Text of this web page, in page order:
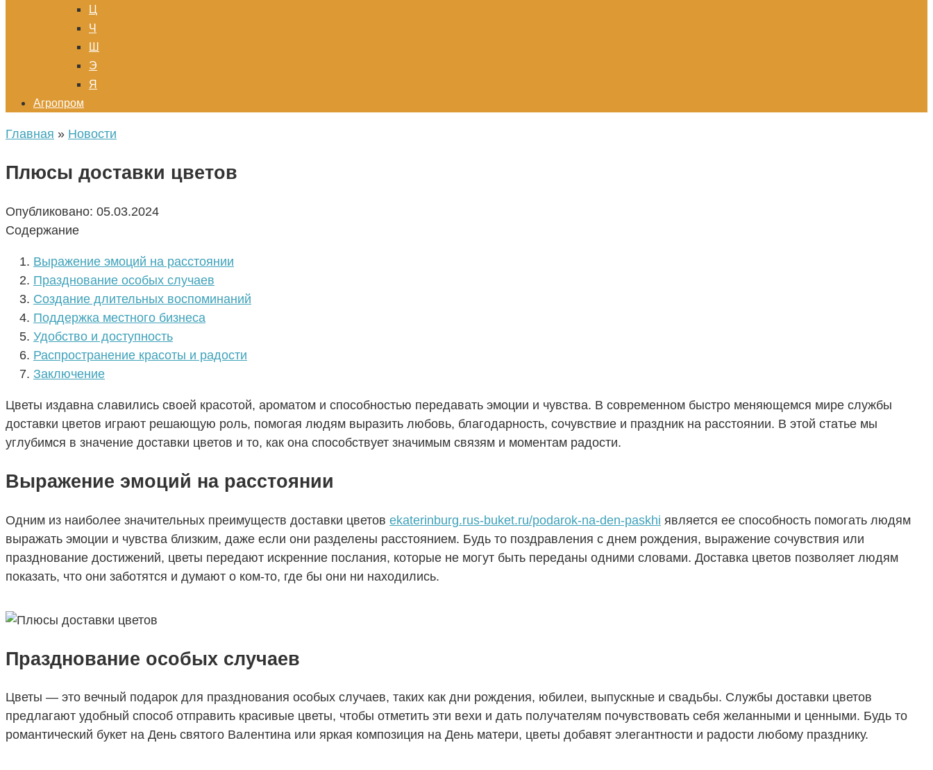
Ц
Ч
Ш
Э
Я
Агропром
Главная » Новости
Плюсы доставки цветов
Опубликовано: 05.03.2024
Содержание
Выражение эмоций на расстоянии
Празднование особых случаев
Создание длительных воспоминаний
Поддержка местного бизнеса
Удобство и доступность
Распространение красоты и радости
Заключение
Цветы издавна славились своей красотой, ароматом и способностью передавать эмоции и чувства. В современном быстро меняющемся мире службы
доставки цветов играют решающую роль, помогая людям выразить любовь, благодарность, сочувствие и праздник на расстоянии. В этой статье мы
углубимся в значение доставки цветов и то, как она способствует значимым связям и моментам радости.
Выражение эмоций на расстоянии
Одним из наиболее значительных преимуществ доставки цветов ekaterinburg.rus-buket.ru/podarok-na-den-paskhi является ее способность помогать людям
выражать эмоции и чувства близким, даже если они разделены расстоянием. Будь то поздравления с днем рождения, выражение сочувствия или
празднование достижений, цветы передают искренние послания, которые не могут быть переданы одними словами. Доставка цветов позволяет людям
показать, что они заботятся и думают о ком-то, где бы они ни находились.
Празднование особых случаев
Цветы — это вечный подарок для празднования особых случаев, таких как дни рождения, юбилеи, выпускные и свадьбы. Службы доставки цветов
предлагают удобный способ отправить красивые цветы, чтобы отметить эти вехи и дать получателям почувствовать себя желанными и ценными. Будь то
романтический букет на День святого Валентина или яркая композиция на День матери, цветы добавят элегантности и радости любому празднику.